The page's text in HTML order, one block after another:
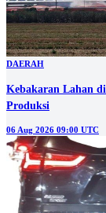
DAERAH
Kebakaran Lahan
Produksi
06 Aug 2026 09:00 UTC